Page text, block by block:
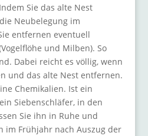
Sie das alte Nest
Neubelegung im
entfernen eventuell
und Milben). So
Dabei reicht es völlig, wenn
und das alte Nest entfernen.
Chemikalien. Ist ein
Siebenschläfer, in den
Sie ihn in Ruhe und
im Frühjahr nach Auszug der